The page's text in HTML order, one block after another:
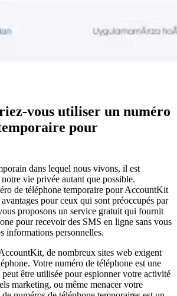
vous utiliser un numéro
pour
dans lequel nous vivons, il est
vie privée autant que possible.
de téléphone temporaire pour AccountKit
pour ceux qui sont préoccupés par
proposons un service gratuit qui fournit
pour recevoir des SMS en ligne sans vous
informations personnelles.
de nombreux sites web exigent
Votre numéro de téléphone est une
être utilisée pour espionner votre activité
marketing, ou même menacer votre